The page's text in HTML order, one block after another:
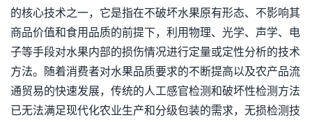
的核心技术之一，它是指在不破坏水果原有形态、不影响其
商品价值和食用品质的前提下，利用物理、光学、声学、电
子等手段对水果内部的损伤情况进行定量或定性分析的技术
方法。随着消费者对水果品质要求的不断提高以及农产品流
通贸易的快速发展，传统的人工感官检测和破坏性检测方法
已无法满足现代化农业生产和分级包装的需求，无损检测技